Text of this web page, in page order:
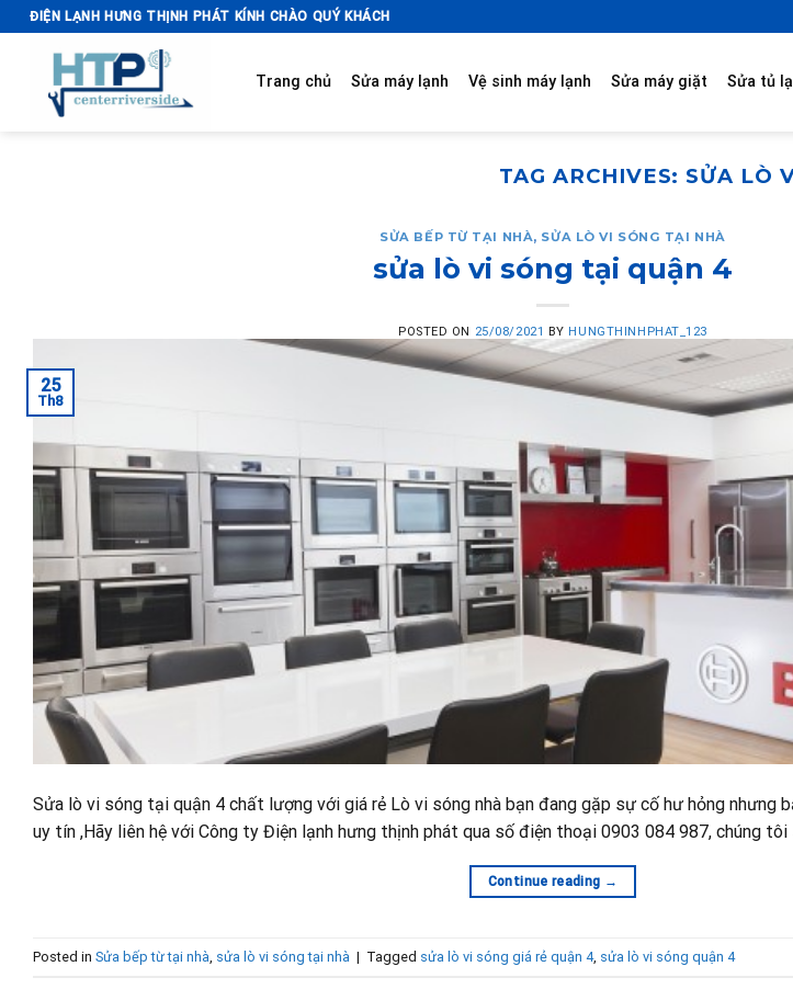
Skip
to
ĐIỆN LẠNH HƯNG THỊNH PHÁT KÍNH CHÀO QUÝ KHÁCH
Trang chủ Sửa máy lạnh Vệ sinh máy lạnh Sửa máy giặt Sửa tủ
TAG ARCHIVES: SỬA LÒ
SỬA BẾP TỪ TẠI NHÀ, SỬA LÒ VI SÓNG TẠI NHÀ
sửa lò vi sóng tại quận 4
POSTED ON 25/08/2021 BY HUNGTHINHPHAT_123
25
Th8
Sửa lò vi sóng tại quận 4 chất lượng với giá rẻ Lò vi sóng nhà bạn đang gặp sự cố hư hỏng nhưng
uy tín ,Hãy liên hệ với Công ty Điện lạnh hưng thịnh phát qua số điện thoại 0903 084 987, chúng tôi
Continue reading →
Posted in Sửa bếp từ tại nhà sửa lò vi sóng tại nhà | Tagged sửa lò vi sóng giá rẻ quận 4, sửa lò vi sóng quận 4